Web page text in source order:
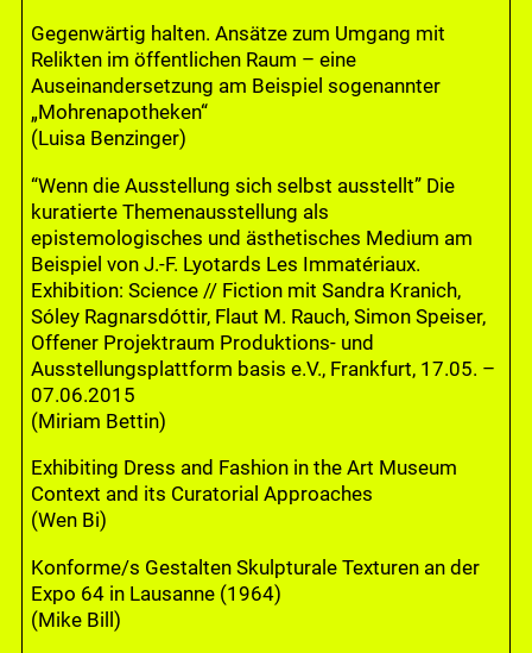
Gegenwärtig halten. Ansätze zum Umgang mit
Relikten im öffentlichen Raum – eine
Auseinandersetzung am Beispiel sogenannter
„Mohrenapotheken“
(Luisa Benzinger)
“Wenn die Ausstellung sich selbst ausstellt” Die
kuratierte Themenausstellung als
epistemologisches und ästhetisches Medium am
Beispiel von J.-F. Lyotards Les Immatériaux.
Exhibition: Science // Fiction mit Sandra Kranich,
Sóley Ragnarsdóttir, Flaut M. Rauch, Simon Speiser,
Offener Projektraum Produktions- und
Ausstellungsplattform basis e.V., Frankfurt, 17.05. –
07.06.2015
(Miriam Bettin)
Exhibiting Dress and Fashion in the Art Museum
Context and its Curatorial Approaches
(Wen Bi)
Konforme/s Gestalten Skulpturale Texturen an der
Expo 64 in Lausanne (1964)
(Mike Bill)